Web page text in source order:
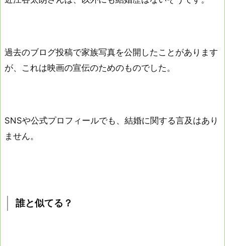
過去のブログ投稿で家族写真を公開したことがあります
が、これは映画の宣伝のためのものでした。
SNSや公式プロフィールでも、結婚に関する言及はあり
ません。
誰と似てる？